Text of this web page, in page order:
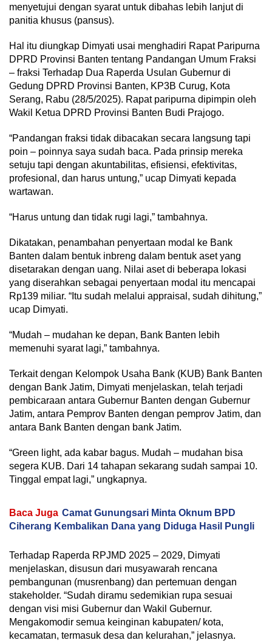
menyetujui dengan syarat untuk dibahas lebih lanjut di
panitia khusus (pansus).
Hal itu diungkap Dimyati usai menghadiri Rapat Paripurna
DPRD Provinsi Banten tentang Pandangan Umum Fraksi
– fraksi Terhadap Dua Raperda Usulan Gubernur di
Gedung DPRD Provinsi Banten, KP3B Curug, Kota
Serang, Rabu (28/5/2025). Rapat paripurna dipimpin oleh
Wakil Ketua DPRD Provinsi Banten Budi Prajogo.
“Pandangan fraksi tidak dibacakan secara langsung tapi
poin – poinnya saya sudah baca. Pada prinsip mereka
setuju tapi dengan akuntabilitas, efisiensi, efektivitas,
profesional, dan harus untung,” ucap Dimyati kepada
wartawan.
“Harus untung dan tidak rugi lagi,” tambahnya.
Dikatakan, penambahan penyertaan modal ke Bank
Banten dalam bentuk inbreng dalam bentuk aset yang
disetarakan dengan uang. Nilai aset di beberapa lokasi
yang diserahkan sebagai penyertaan modal itu mencapai
Rp139 miliar. “Itu sudah melalui appraisal, sudah dihitung,”
ucap Dimyati.
“Mudah – mudahan ke depan, Bank Banten lebih
memenuhi syarat lagi,” tambahnya.
Terkait dengan Kelompok Usaha Bank (KUB) Bank Banten
dengan Bank Jatim, Dimyati menjelaskan, telah terjadi
pembicaraan antara Gubernur Banten dengan Gubernur
Jatim, antara Pemprov Banten dengan pemprov Jatim, dan
antara Bank Banten dengan bank Jatim.
“Green light, ada kabar bagus. Mudah – mudahan bisa
segera KUB. Dari 14 tahapan sekarang sudah sampai 10.
Tinggal empat lagi,” ungkapnya.
Baca Juga Camat Gunungsari Minta Oknum BPD
Ciherang Kembalikan Dana yang Diduga Hasil Pungli
Terhadap Raperda RPJMD 2025 – 2029, Dimyati
menjelaskan, disusun dari musyawarah rencana
pembangunan (musrenbang) dan pertemuan dengan
stakeholder. “Sudah diramu sedemikian rupa sesuai
dengan visi misi Gubernur dan Wakil Gubernur.
Mengakomodir semua keinginan kabupaten/ kota,
kecamatan, termasuk desa dan kelurahan,” jelasnya.